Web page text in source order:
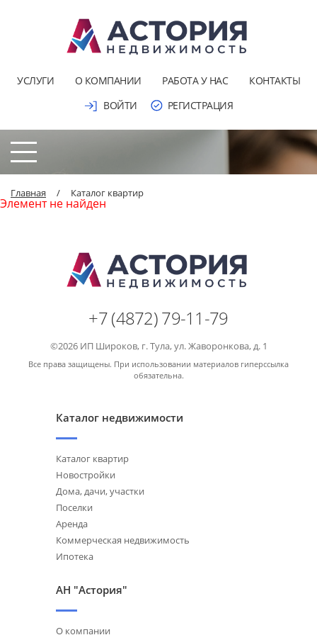
УСЛУГИ О КОМПАНИИ РАБОТА У НАС
КОНТАКТЫ
ВОЙТИ
РЕГИСТРАЦИЯ
Главная / Каталог квартир
Элемент не найден
+7 (4872) 79-11-79
©2026 ИП Широков, г. Тула, ул. Жаворонкова, д. 1
Все права защищены. При использовании материалов гиперссылка
обязательна.
Каталог недвижимости
Каталог квартир
Новостройки
Дома, дачи, участки
Поселки
Аренда
Коммерческая недвижимость
Ипотека
АН "Астория"
О компании